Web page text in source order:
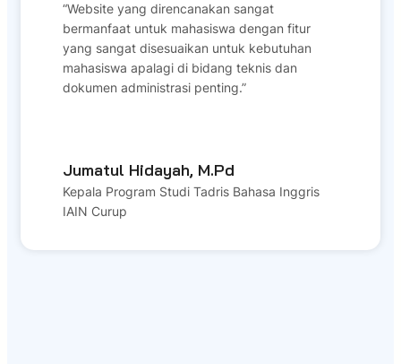
“Website yang direncanakan sangat
bermanfaat untuk mahasiswa dengan fitur
yang sangat disesuaikan untuk kebutuhan
mahasiswa apalagi di bidang teknis dan
dokumen administrasi penting.”
Jumatul Hidayah, M.Pd
Kepala Program Studi Tadris Bahasa Inggris
IAIN Curup